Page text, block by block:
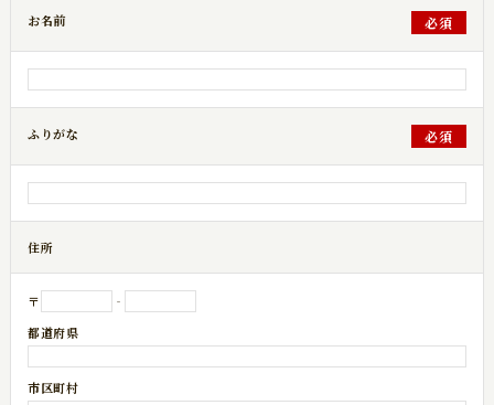
お名前 必須
ふりがな 必須
住所
〒
‐
都道府県
市区町村